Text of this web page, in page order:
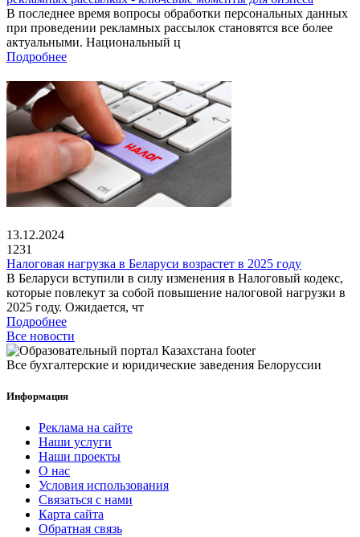
В последнее время вопросы обработки персональных данных
при проведении рекламных рассылок становятся все более
актуальными. Национальный ц
Подробнее
13.12.2024
1231
Налоговая нагрузка в Беларуси возрастет в 2025 году
В Беларуси вступили в силу изменения в Налоговый кодекс,
которые повлекут за собой повышение налоговой нагрузки в
2025 году. Ожидается, чт
Подробнее
Все новости
Все бухгалтерские и юридические заведения Белоруссии
Информация
Реклама на сайте
Наши услуги
Наши проекты
О нас
Условия использования
Связаться с нами
Карта сайта
Обратная связь